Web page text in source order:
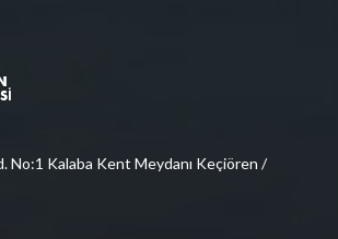
No:1 Kalaba Kent Meydanı Keçiören /